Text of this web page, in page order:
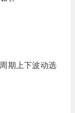
期上下波动选